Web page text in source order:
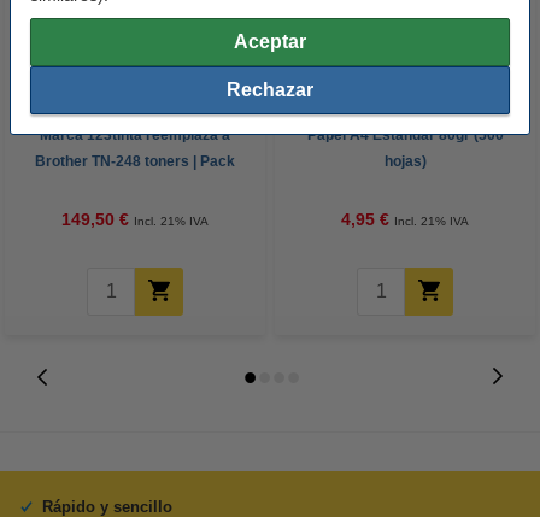
Aceptar
Rechazar
Marca 123tinta reemplaza a
Brother TN-248 toners | Pack
149,50 € Incl. 21% IVA
Papel A4 Estándar 80gr (500
hojas)
4,95 € Incl. 21% IVA
Rápido y sencillo